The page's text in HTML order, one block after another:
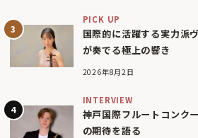
PICK UP
国際的に活躍する実力派
が奏でる極上の響き
2026年8月2日
INTERVIEW
神戸国際フルートコンク
の期待を語る